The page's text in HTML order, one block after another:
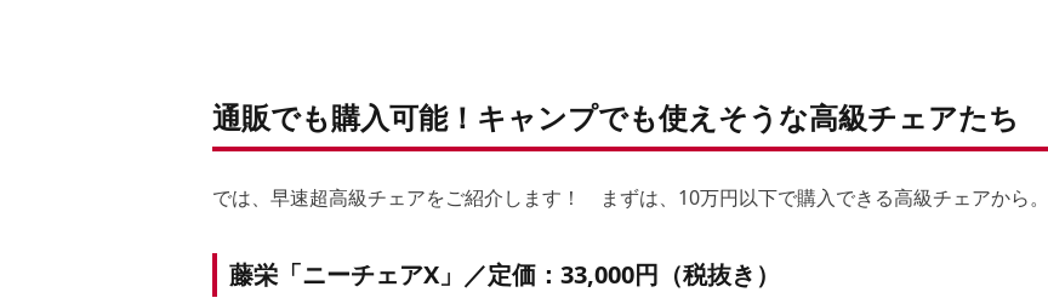
通販でも購入可能！キャンプでも使えそうな高級チェアたち
では、早速超高級チェアをご紹介します！ まずは、10万円以下で購入できる高級チェアから。
藤栄「ニーチェアX」／定価：33,000円（税抜き）